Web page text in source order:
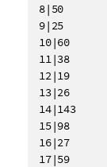
8|50
9|25
10|60
11|38
12|19
13|26
14|143
15|98
16|27
17|59